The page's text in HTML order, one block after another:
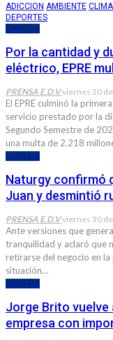
ADICCION AMBIENTE CLIMA
DEPORTES
ENERGIA
Por la cantidad y
eléctrico, EPRE
PRENSA E.D.Vviernes 20
El EPRE culminó la
servicio prestado por la
Segundo Semestre de
una multa de 2.218
ENERGIA
Naturgy confirmó
Juan y desmintió
PRENSA E.D.Vviernes 30
Ante versiones que
tranquilidad y aclaró que
retirarse del negocio en
situación…
ENERGIA
Jorge Brito vuelve
empresa con